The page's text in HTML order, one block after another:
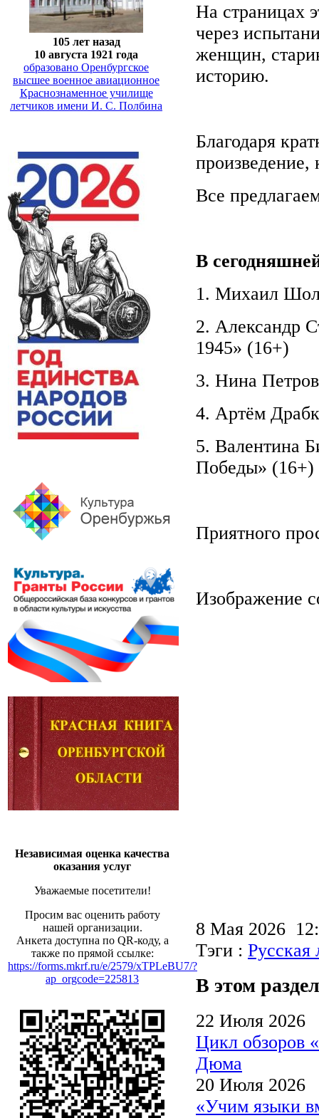
105 лет назад
10 августа 1921 года
образовано Оренбургское
высшее военное авиационное
Краснознаменное училище
летчиков имени И. С. Полбина
Независимая оценка качества
оказания услуг
Уважаемые посетители!
Просим вас оценить работу
нашей организации.
Анкета доступна по QR-коду, а
также по прямой ссылке:
https://forms.mkrf.ru/e/2579/xTPLeBU7/?
ap_orgcode=225813
На страницах
через
женщин,
историю.
Благодаря
произведение,
Все
В
1. Михаил
2. Александр
1945» (16+)
3. Нина
4. Артём
5. Валентина
Победы» (16+)
Приятного
Изображение
8 Мая 2026
Тэги : Русская
В этом
22 Июля 2026
Цикл обзоров
Дюма
20 Июля 2026
«Учим языки